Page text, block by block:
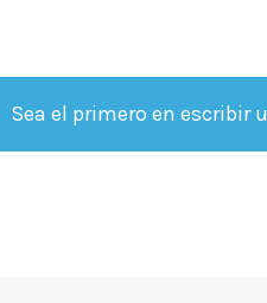
Sea el primero en escribir